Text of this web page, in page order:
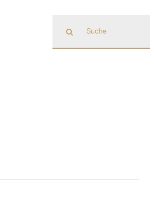
nach: